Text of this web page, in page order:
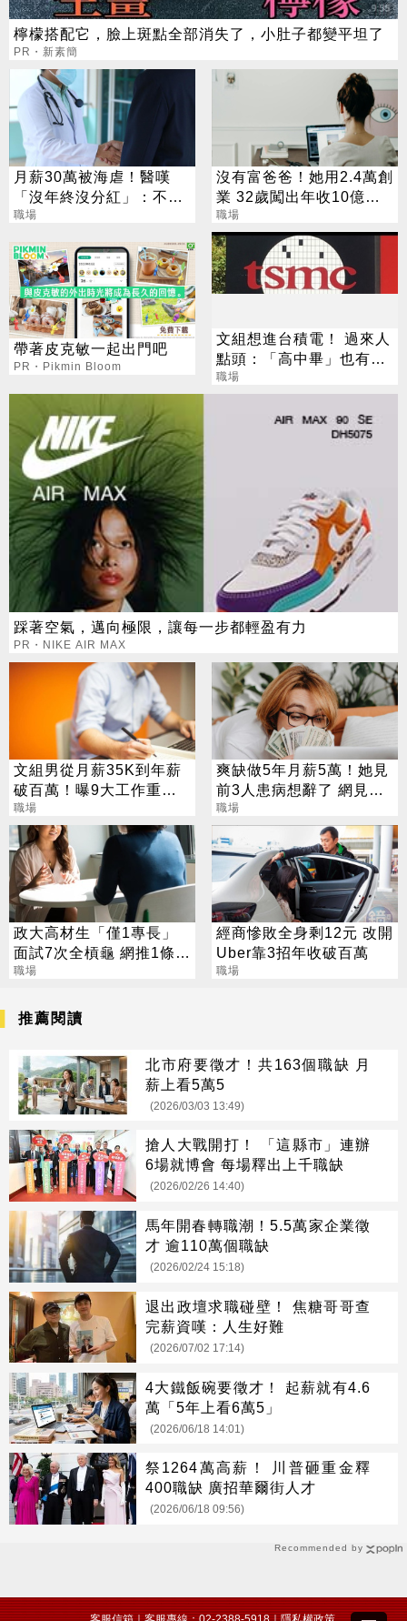
檸檬搭配它，臉上斑點全部消失了，小肚子都變平坦了
PR・新素簡
月薪30萬被海虐！醫嘆
「沒年終沒分紅」：不如
當工程師
職場
沒有富爸爸！她用2.4萬創
業 32歲闖出年收10億神
話
職場
帶著皮克敏一起出門吧
PR・Pikmin Bloom
文組想進台積電！ 過來人
點頭：「高中畢」也有機
會
職場
踩著空氣，邁向極限，讓每一步都輕盈有力
PR・NIKE AIR MAX
文組男從月薪35K到年薪
破百萬！曝9大工作重
點：低薪不是命運
職場
爽缺做5年月薪5萬！她見
前3人患病想辭了 網見細
節：不理解
職場
政大高材生「僅1專長」
面試7次全槓龜 網推1條
路：可年薪百萬
職場
經商慘敗全身剩12元 改開
Uber靠3招年收破百萬
職場
Recommended by
推薦閱讀
北市府要徵才！共163個職缺 月
薪上看5萬5
(2026/03/03 13:49)
搶人大戰開打！ 「這縣市」連辦
6場就博會 每場釋出上千職缺
(2026/02/26 14:40)
馬年開春轉職潮！5.5萬家企業徵
才 逾110萬個職缺
(2026/02/24 15:18)
退出政壇求職碰壁！ 焦糖哥哥查
完薪資嘆：人生好難
(2026/07/02 17:14)
4大鐵飯碗要徵才！ 起薪就有4.6
萬「5年上看6萬5」
(2026/06/18 14:01)
祭1264萬高薪！ 川普砸重金釋
400職缺 廣招華爾街人才
(2026/06/18 09:56)